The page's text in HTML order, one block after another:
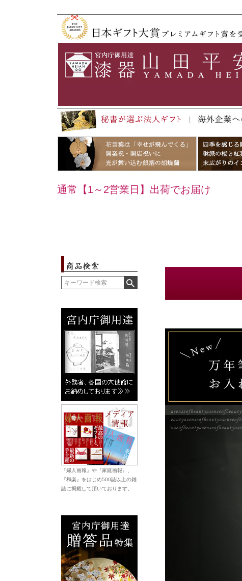
通常【1～2営業日】出荷でお届け
『婦人画報』や『家庭画報』、
『和楽』をはじめ500誌以上の雑
誌に掲載して頂いております。